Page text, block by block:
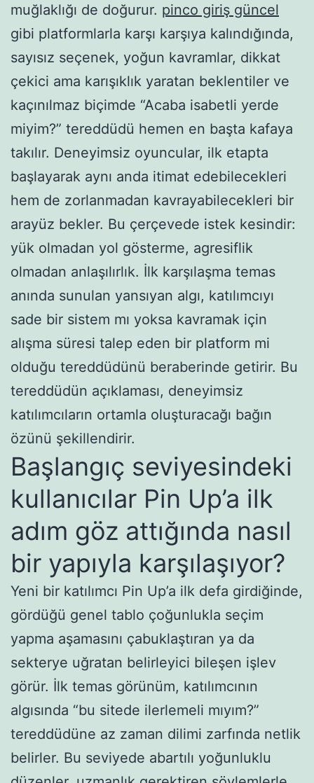
muğlaklığı de doğurur. pinco giriş güncel
gibi platformlarla karşı karşıya kalındığında,
sayısız seçenek, yoğun kavramlar, dikkat
çekici ama karışıklık yaratan beklentiler ve
kaçınılmaz biçimde “Acaba isabetli yerde
miyim?” tereddüdü hemen en başta kafaya
takılır. Deneyimsiz oyuncular, ilk etapta
başlayarak aynı anda itimat edebilecekleri
hem de zorlanmadan kavrayabilecekleri bir
arayüz bekler. Bu çerçevede istek kesindir:
yük olmadan yol gösterme, agresiflik
olmadan anlaşılırlık. İlk karşılaşma temas
anında sunulan yansıyan algı, katılımcıyı
sade bir sistem mı yoksa kavramak için
alışma süresi talep eden bir platform mi
olduğu tereddüdünü beraberinde getirir. Bu
tereddüdün açıklaması, deneyimsiz
katılımcıların ortamla oluşturacağı bağın
özünü şekillendirir.
Başlangıç seviyesindeki
kullanıcılar Pin Up’a ilk
adım göz attığında nasıl
bir yapıyla karşılaşıyor?
Yeni bir katılımcı Pin Up’a ilk defa girdiğinde,
gördüğü genel tablo çoğunlukla seçim
yapma aşamasını çabuklaştıran ya da
sekterye uğratan belirleyici bileşen işlev
görür. İlk temas görünüm, katılımcının
algısında “bu sitede ilerlemeli mıyım?”
tereddüdüne az zaman dilimi zarfında netlik
belirler. Bu seviyede abartılı yoğunluklu